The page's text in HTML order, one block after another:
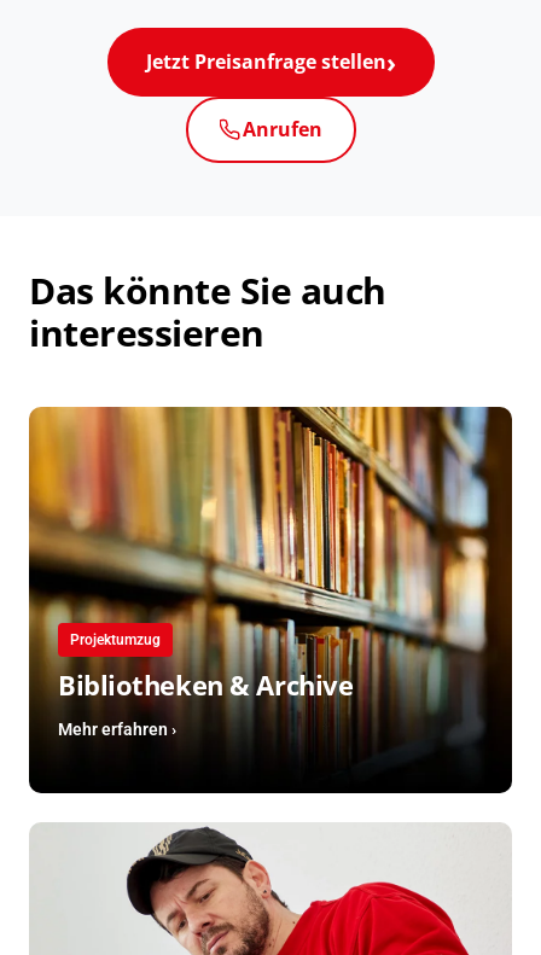
Jetzt Preisanfrage stellen
Anrufen
Das könnte Sie auch
interessieren
Projektumzug
Bibliotheken & Archive
Mehr erfahren ›